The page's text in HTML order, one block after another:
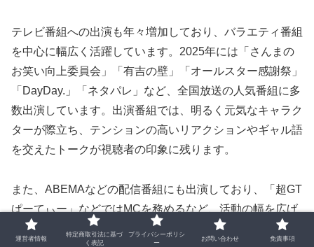
テレビ番組への出演も年々増加しており、バラエティ番組
を中心に幅広く活躍しています。2025年には「さんまの
お笑い向上委員会」「有吉の壁」「オールスター感謝祭」
「DayDay.」「ネタパレ」など、全国放送の人気番組に多
数出演しています。出演番組では、明るく元気なキャラク
ターが際立ち、テンションの高いリアクションやギャル語
を交えたトークが視聴者の印象に残ります。
また、ABEMAなどの配信番組にも出演しており、「超GT
ぱーてぃー」などではMCを務めるなど、活動の幅を広げ
ています。冠番組や特別企画への参加も増えており、芸人
運営者情報
特定商取引法に基づ
く表記
プライバシーポリシ
ー
お問い合わせ 免責事項